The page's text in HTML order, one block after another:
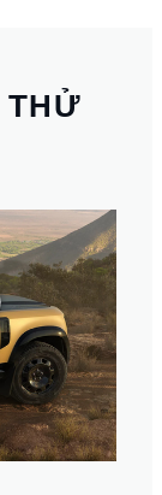
THỬ